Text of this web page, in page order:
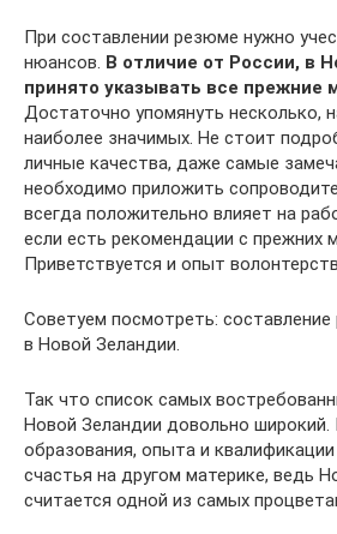
При составлении резюме нужно
нюансов. В отличие от России, в
принято указывать все прежние
Достаточно упомянуть несколько,
наиболее значимых. Не стоит
личные качества, даже самые
необходимо приложить
всегда положительно влияет на
если есть рекомендации с прежних
Приветствуется и опыт
Советуем посмотреть:
в Новой Зеландии.
Так что список самых
Новой Зеландии довольно широкий.
образования, опыта и
счастья на другом материке, ведь
считается одной из самых